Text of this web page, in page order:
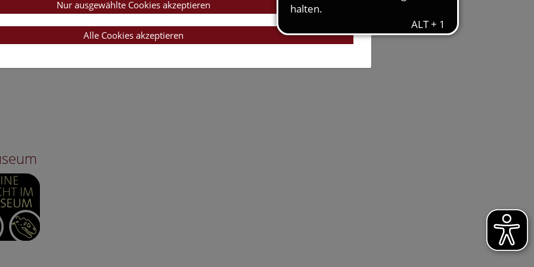
Nur ausgewählte Cookies akzeptieren
Alle Cookies akzeptieren